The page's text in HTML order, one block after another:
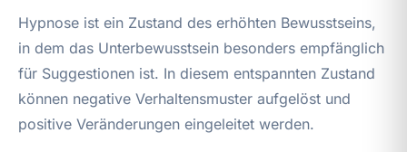
Hypnose ist ein Zustand des erhöhten Bewusstseins,
in dem das Unterbewusstsein besonders empfänglich
für Suggestionen ist. In diesem entspannten Zustand
können negative Verhaltensmuster aufgelöst und
positive Veränderungen eingeleitet werden.